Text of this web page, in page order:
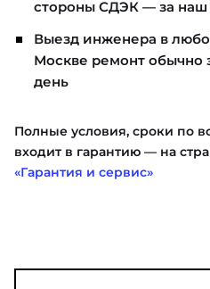
стороны СДЭК — за наш
Выезд инженера в
Москве ремонт обычно
день
Полные условия, сроки по
входит в гарантию — на
«Гарантия и сервис»